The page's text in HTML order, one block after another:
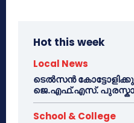
Hot this week
Local News
ടെൽസൻ
ജെ.എഫ്.എസ്.
School & College